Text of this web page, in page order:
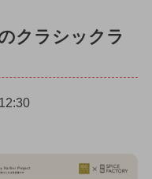
クラシックラ